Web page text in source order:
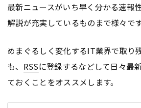
最新ニュースがいち早く分かる速報
解説が充実しているものまで様々です
めまぐるしく変化するIT業界で取り
も、 RSSに登録するなどして日々最
ておくことをオススメします。